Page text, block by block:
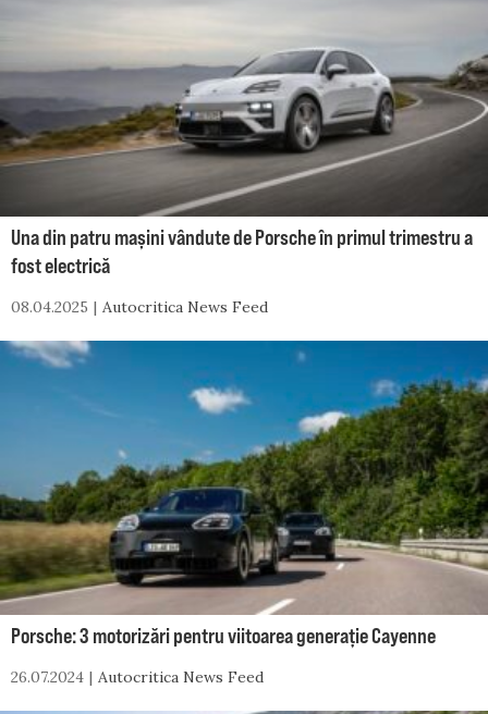
Una din patru mașini vândute de Porsche în primul trimestru a
fost electrică
08.04.2025 Autocritica News Feed
Porsche: 3 motorizări pentru viitoarea generație Cayenne
26.07.2024 Autocritica News Feed